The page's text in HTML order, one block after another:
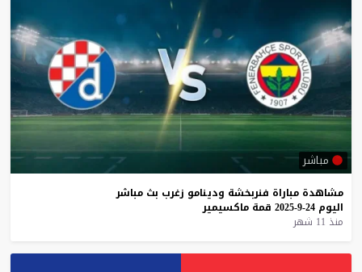
مباشر
مشاهدة مباراة فنربخشة ودينامو زغرب بث مباشر
اليوم 24-9-2025 قمة ماكسيمير
منذ 11 شهر